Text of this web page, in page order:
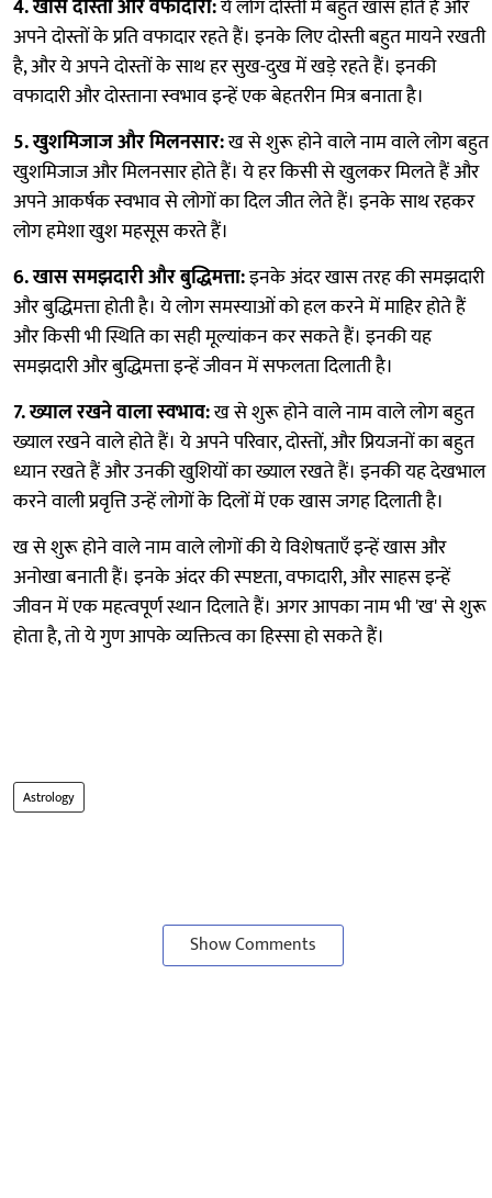
4. खास दोस्ती और वफादारी:ये लोग दोस्ती में बहुत खास होते हैं और
अपने दोस्तों के प्रति वफादार रहते हैं। इनके लिए दोस्ती बहुत मायने रखती
है, और ये अपने दोस्तों के साथ हर सुख-दुख में खड़े रहते हैं। इनकी
वफादारी और दोस्ताना स्वभाव इन्हें एक बेहतरीन मित्र बनाता है।
5. खुशमिजाज और मिलनसार:ख से शुरू होने वाले नाम वाले लोग बहुत
खुशमिजाज और मिलनसार होते हैं। ये हर किसी से खुलकर मिलते हैं और
अपने आकर्षक स्वभाव से लोगों का दिल जीत लेते हैं। इनके साथ रहकर
लोग हमेशा खुश महसूस करते हैं।
6. खास समझदारी और बुद्धिमत्ता:इनके अंदर खास तरह की समझदारी
और बुद्धिमत्ता होती है। ये लोग समस्याओं को हल करने में माहिर होते हैं
और किसी भी स्थिति का सही मूल्यांकन कर सकते हैं। इनकी यह
समझदारी और बुद्धिमत्ता इन्हें जीवन में सफलता दिलाती है।
7. ख्याल रखने वाला स्वभाव:ख से शुरू होने वाले नाम वाले लोग बहुत
ख्याल रखने वाले होते हैं। ये अपने परिवार, दोस्तों, और प्रियजनों का बहुत
ध्यान रखते हैं और उनकी खुशियों का ख्याल रखते हैं। इनकी यह देखभाल
करने वाली प्रवृत्ति उन्हें लोगों के दिलों में एक खास जगह दिलाती है।
ख से शुरू होने वाले नाम वाले लोगों की ये विशेषताएँ इन्हें खास और
अनोखा बनाती हैं। इनके अंदर की स्पष्टता, वफादारी, और साहस इन्हें
जीवन में एक महत्वपूर्ण स्थान दिलाते हैं। अगर आपका नाम भी 'ख' से शुरू
होता है, तो ये गुण आपके व्यक्तित्व का हिस्सा हो सकते हैं।
Astrology
Show Comments